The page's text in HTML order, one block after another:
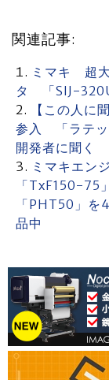
関連記事:
ミマキ 超
タ 「SIJ-
【この人
参入 「ラテッ
開発者に聞く
ミマキエン
「TxF150-75
「PHT50」
品中